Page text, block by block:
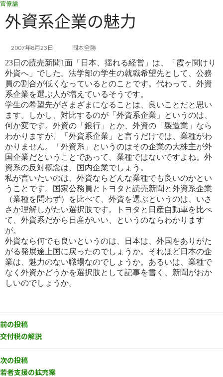
コ
テ
ス
キ
プ
ナ
ゲ
ン
に
動
官僚論
外資系企業の魅力
2007年8月23日 岡本全勝
23日の読売新聞1面「日本、揺れる経営」は、「霞ヶ関けり
外資へ」でした。法学部の学生の就職希望先として、公務
員の割合が低くなっているとのことです。代わって、外資
系企業を選ぶ人が増えているそうです。
学生の希望先がさまざまになることは、良いことだと思い
ます。しかし、対比するのが「外資系企業」というのは、
何か変です。外資の「銀行」とか、外資の「製造業」なら
わかりますが、「外資系企業」と言うだけでは、業種がわ
かりません。
「外資系」というのはその企業の大株主が外
国企業だということであって、業種ではないですよね。外
資系の反対概念は、国内企業でしょう。
私が言いたいのは、外資ならどんな業種でも良いのかとい
うことです。国家公務員とトヨタと読売新聞と外資系企業
（業種を問わず）を比べて、外資を選ぶというのは、いさ
さか理解しがたい選択肢です。トヨタと日産自動車を比べ
て、外資系だから日産がいい、というのならわかります
が。
外資なら何でも良いというのは、日本は、外国をありがた
がる発展途上国に戻ったのでしょうか。それほど日本の企
業は、魅力のない職場なのでしょうか。あるいは、業種で
なく外資かどうかを選択肢として記事を書く、新聞がおか
しいのでしょうか。
前の投稿
交付税の解説
次の投稿
若者支援の拡充案